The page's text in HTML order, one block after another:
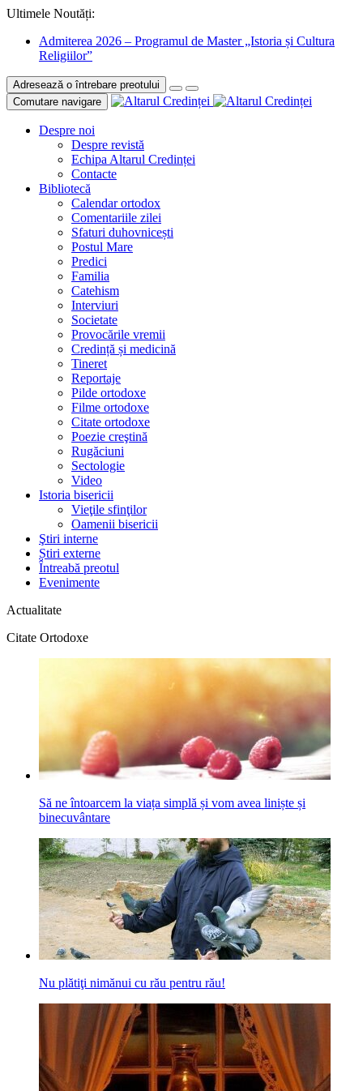
Ultimele Noutăți:
Admiterea 2026 – Programul de Master „Istoria și Cultura
Religiilor”
Adresează o întrebare preotului
Comutare navigare
Despre noi
Despre revistă
Echipa Altarul Credinței
Contacte
Bibliotecă
Calendar ortodox
Comentariile zilei
Sfaturi duhovnicești
Postul Mare
Predici
Familia
Catehism
Interviuri
Societate
Provocările vremii
Credință și medicină
Tineret
Reportaje
Pilde ortodoxe
Filme ortodoxe
Citate ortodoxe
Poezie creştină
Rugăciuni
Sectologie
Video
Istoria bisericii
Vieţile sfinţilor
Oamenii bisericii
Ştiri interne
Știri externe
Întreabă preotul
Evenimente
Actualitate
Citate Ortodoxe
Să ne întoarcem la viața simplă și vom avea liniște și
binecuvântare
Nu plătiţi nimănui cu rău pentru rău!